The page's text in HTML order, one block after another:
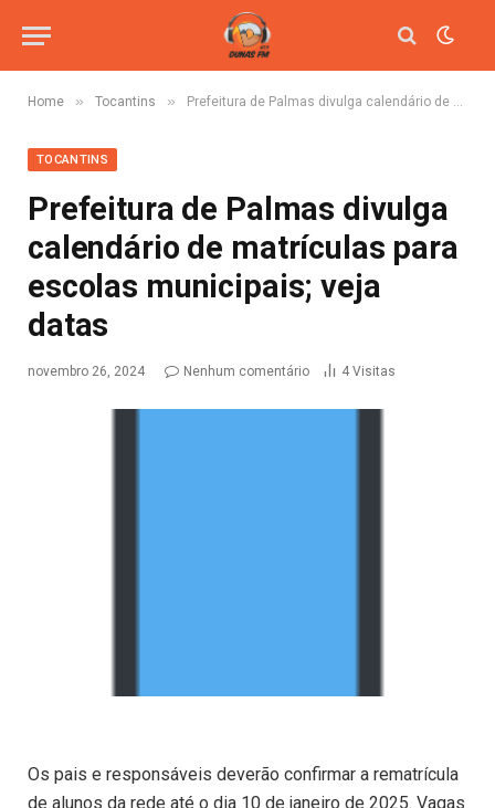
Home » Tocantins » Prefeitura de Palmas divulga calendário de matrículas para escolas municipais; veja datas
TOCANTINS
Prefeitura de Palmas divulga
calendário de matrículas para
escolas municipais; veja
datas
novembro 26, 2024 Nenhum comentário 4 Visitas
Os pais e responsáveis deverão confirmar a rematrícula
de alunos da rede até o dia 10 de janeiro de 2025. Vagas